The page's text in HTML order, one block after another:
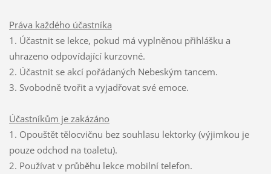
Práva každého účastníka
1. Účastnit se lekce, pokud má vyplněnou přihlášku a
uhrazeno odpovídající kurzovné.
2. Účastnit se akcí pořádaných Nebeským tancem.
3. Svobodně tvořit a vyjadřovat své emoce.
Účastníkům je zakázáno
1. Opouštět tělocvičnu bez souhlasu lektorky (výjimkou je
pouze odchod na toaletu).
2. Používat v průběhu lekce mobilní telefon.